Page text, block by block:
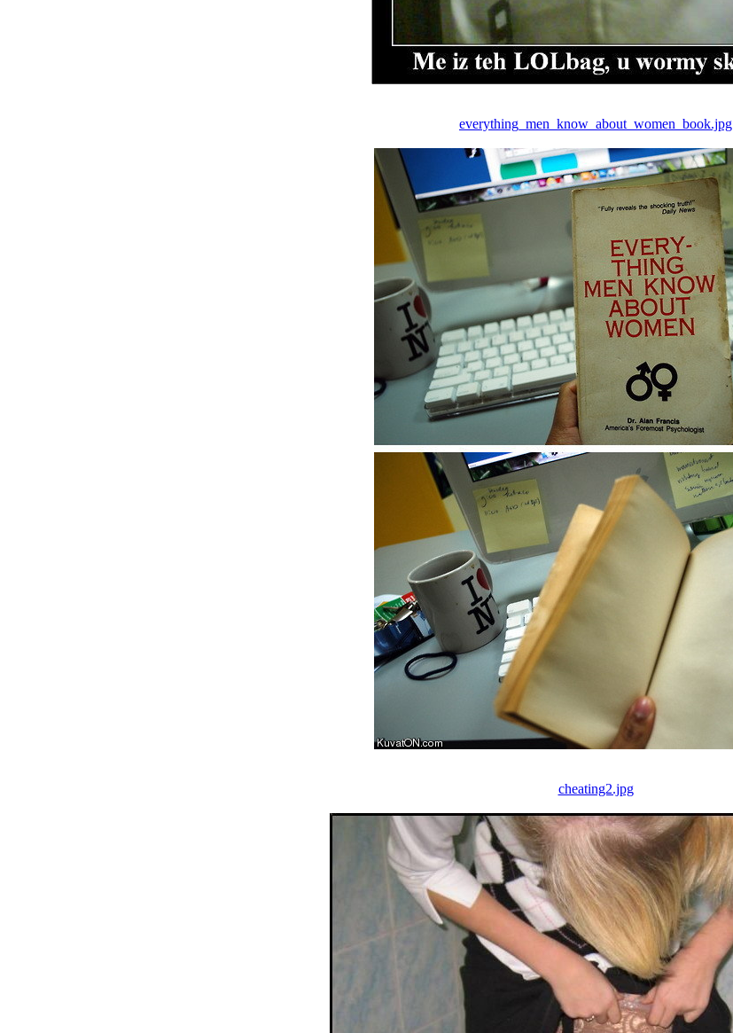
everything_men_know_about_women_book.jpg
cheating2.jpg